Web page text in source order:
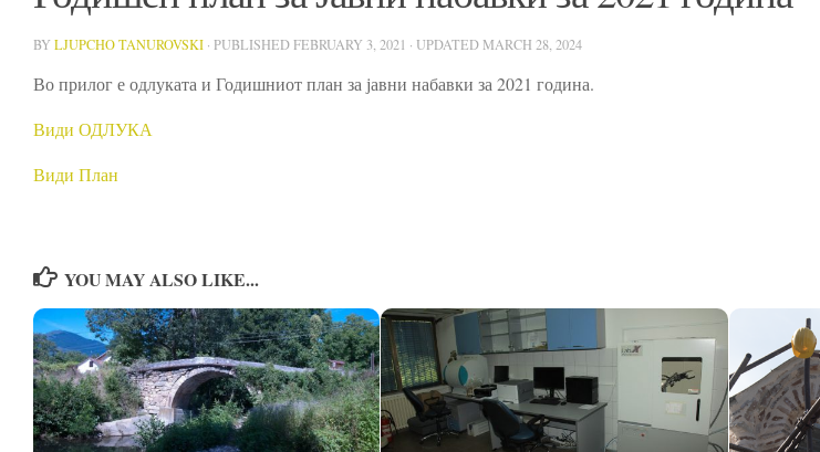
BY LJUPCHO TANUROVSKI · PUBLISHEDFEBRUARY 3, 2021 · UPDATED MARCH 28, 2024
Во прилог е одлуката и Годишниот план за јавни набавки за 2021 година.
Види ОДЛУКА
Види План
YOU MAY ALSO LIKE...